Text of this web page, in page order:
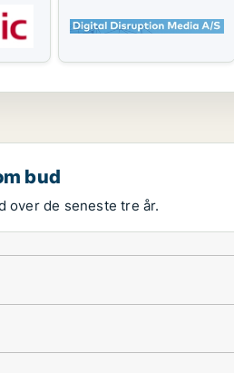
bud
over de seneste tre år.